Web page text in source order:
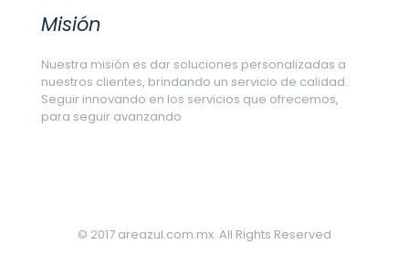
Misión
Nuestra misión es dar soluciones personalizadas a
nuestros clientes, brindando un servicio de calidad.
Seguir innovando en los servicios que ofrecemos,
para seguir avanzando
© 2017 areazul.com.mx. All Rights Reserved